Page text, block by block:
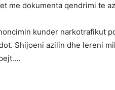
me dokumenta qendrimi te
kunder narkotrafikut
Shijoeni azilin dhe lereni